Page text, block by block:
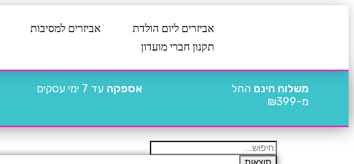
אביזרים ליום הולדת אביזרים למסיבות
תקנון חברי מועדון
משלוח חינם החל
מ-₪399
אספקה עד 7 ימי עסקים